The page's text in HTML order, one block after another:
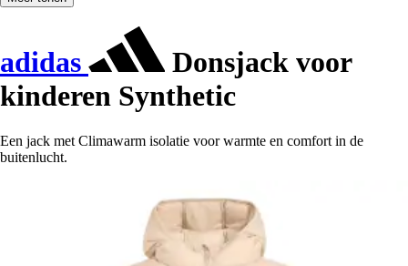
adidas
Donsjack voor
kinderen Synthetic
Een jack met Climawarm isolatie voor warmte en comfort in de
buitenlucht.